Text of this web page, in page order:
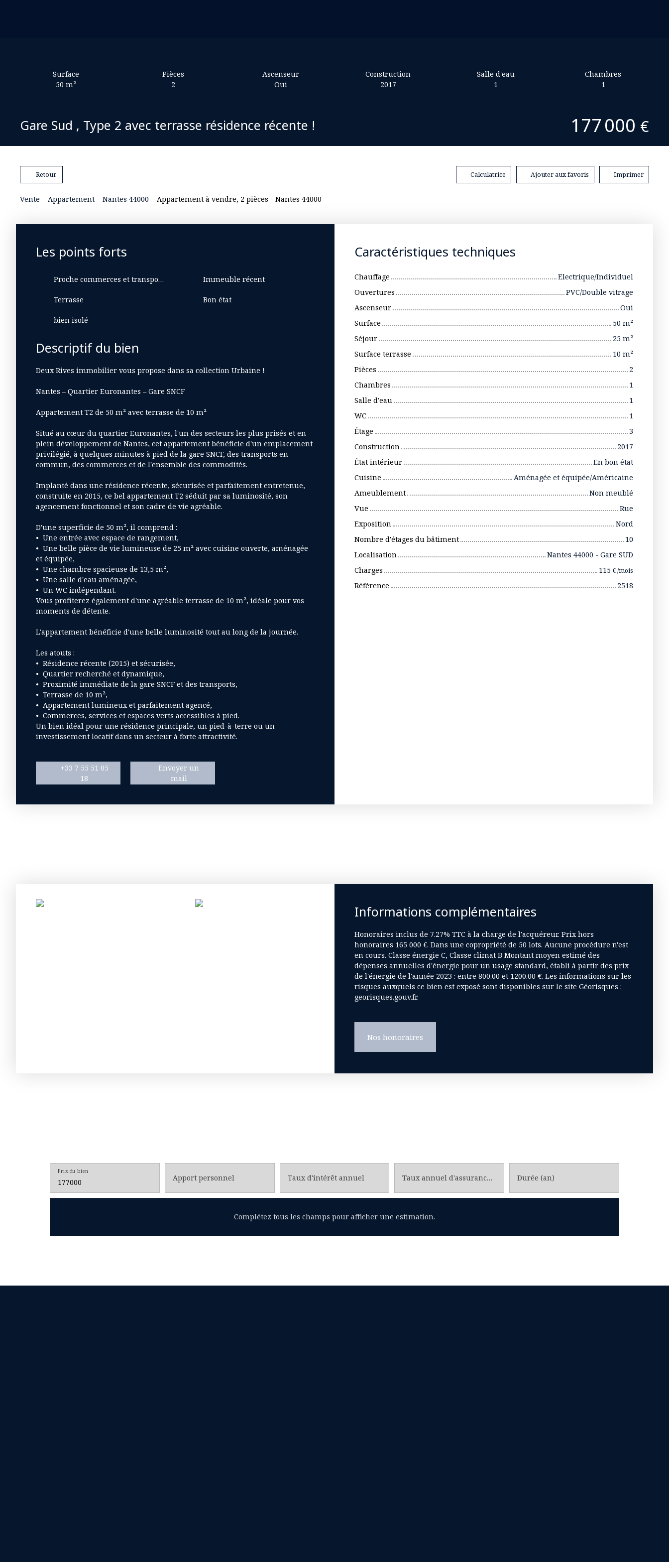
Surface
50 m²
Pièces
2
Ascenseur
Oui
Construction
2017
Salle d'eau
1
Chambres
1
Gare Sud , Type 2 avec terrasse résidence récente ! 177 000 €
Retour Calculatrice Ajouter aux favoris Imprimer
Vente Appartement Nantes 44000 Appartement à vendre, 2 pièces - Nantes 44000
Les points forts
Proche commerces et transports Immeuble récent
Terrasse Bon état
bien isolé
Descriptif du bien
Deux Rives immobilier vous propose dans sa collection Urbaine !
Nantes – Quartier Euronantes – Gare SNCF
Appartement T2 de 50 m² avec terrasse de 10 m²
Situé au cœur du quartier Euronantes, l'un des secteurs les plus prisés et en
plein développement de Nantes, cet appartement bénéficie d'un emplacement
privilégié, à quelques minutes à pied de la gare SNCF, des transports en
commun, des commerces et de l'ensemble des commodités.
Implanté dans une résidence récente, sécurisée et parfaitement entretenue,
construite en 2015, ce bel appartement T2 séduit par sa luminosité, son
agencement fonctionnel et son cadre de vie agréable.
D'une superficie de 50 m², il comprend :
Une entrée avec espace de rangement,
Une belle pièce de vie lumineuse de 25 m² avec cuisine ouverte, aménagée
et équipée,
Une chambre spacieuse de 13,5 m²,
Une salle d'eau aménagée,
Un WC indépendant.
Vous profiterez également d'une agréable terrasse de 10 m², idéale pour vos
moments de détente.
L'appartement bénéficie d'une belle luminosité tout au long de la journée.
Les atouts :
Résidence récente (2015) et sécurisée,
Quartier recherché et dynamique,
Proximité immédiate de la gare SNCF et des transports,
Terrasse de 10 m²,
Appartement lumineux et parfaitement agencé,
Commerces, services et espaces verts accessibles à pied.
Un bien idéal pour une résidence principale, un pied-à-terre ou un
investissement locatif dans un secteur à forte attractivité.
+33 7 55 51 05
18
Envoyer un
mail
Caractéristiques techniques
Chauffage
Electrique/Individuel
Ouvertures
PVC/Double vitrage
Ascenseur
Oui
Surface
50 m²
Séjour
25 m²
Surface terrasse
10 m²
Pièces
2
Chambres
1
Salle d'eau
1
WC
1
Étage
3
Construction
2017
État intérieur
En bon état
Cuisine
Aménagée et équipée/Américaine
Ameublement
Non meublé
Vue
Rue
Exposition
Nord
Nombre d'étages du bâtiment
10
Localisation
Nantes 44000 - Gare SUD
Charges
115 € /mois
Référence 2518
Informations complémentaires
Honoraires inclus de 7.27% TTC à la charge de l'acquéreur. Prix hors
honoraires 165 000 €. Dans une copropriété de 50 lots. Aucune procédure n'est
en cours. Classe énergie C, Classe climat B Montant moyen estimé des
dépenses annuelles d'énergie pour un usage standard, établi à partir des prix
de l'énergie de l'année 2023 : entre 800.00 et 1200.00 €. Les informations sur les
risques auxquels ce bien est exposé sont disponibles sur le site Géorisques :
georisques.gouv.fr.
Nos honoraires
Prix du bien
Apport personnel Taux d'intérêt annuel Taux annuel d'assurance emprunteur Durée (an)
Complétez tous les champs pour afficher une estimation.